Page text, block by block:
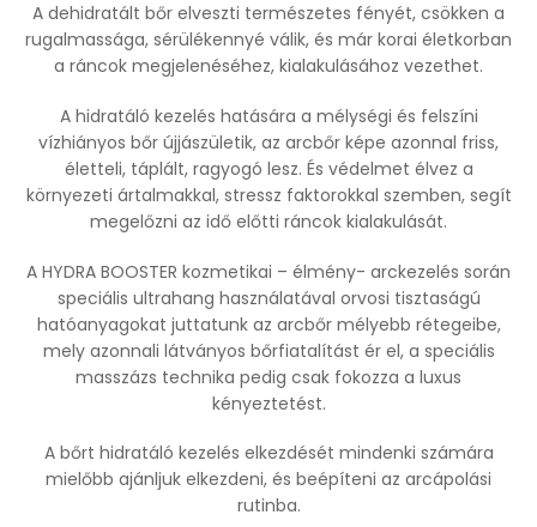
A dehidratált bőr elveszti természetes fényét, csökken a
rugalmassága, sérülékennyé válik, és már korai életkorban
a ráncok megjelenéséhez, kialakulásához vezethet.
A hidratáló kezelés hatására a mélységi és felszíni
vízhiányos bőr újjászületik, az arcbőr képe azonnal friss,
életteli, táplált, ragyogó lesz. És védelmet élvez a
környezeti ártalmakkal, stressz faktorokkal szemben, segít
megelőzni az idő előtti ráncok kialakulását.
A HYDRA BOOSTER kozmetikai – élmény- arckezelés során
speciális ultrahang használatával orvosi tisztaságú
hatóanyagokat juttatunk az arcbőr mélyebb rétegeibe,
mely azonnali látványos bőrfiatalítást ér el, a speciális
masszázs technika pedig csak fokozza a luxus
kényeztetést.
A bőrt hidratáló kezelés elkezdését mindenki számára
mielőbb ajánljuk elkezdeni, és beépíteni az arcápolási
rutinba.